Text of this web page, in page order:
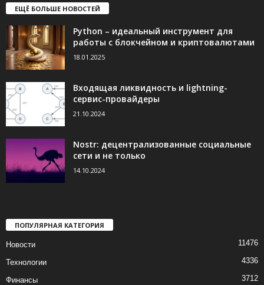
ЕЩЁ БОЛЬШЕ НОВОСТЕЙ
Python – идеальный инструмент для
работы с блокчейном и криптовалютами
18.01.2025
Входящая ликвидность и lightning-
сервис-провайдеры
21.10.2024
Nostr: децентрализованные социальные
сети и не только
14.10.2024
ПОПУЛЯРНАЯ КАТЕГОРИЯ
Новости 11476
Технологии 4336
Финансы 3712